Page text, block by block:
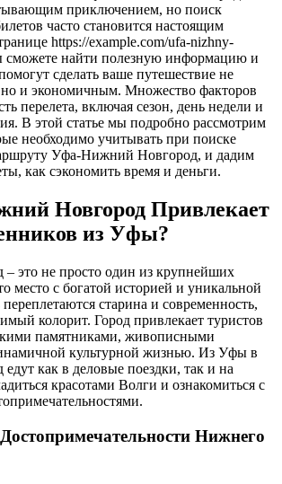
приключением, но поиск
часто становится настоящим
https://example.com/ufa-nizhny-
сможете найти полезную информацию и
сделать ваше путешествие не
и экономичным. Множество факторов
перелета, включая сезон, день недели и
В этой статье мы подробно рассмотрим
необходимо учитывать при поиске
Уфа-Нижний Новгород, и дадим
как сэкономить время и деньги.
Новгород Привлекает
из Уфы?
это не просто один из крупнейших
место с богатой историей и уникальной
старина и современность,
колорит. Город привлекает туристов
памятниками, живописными
культурной жизнью. Из Уфы в
как в деловые поездки, так и на
красотами Волги и ознакомиться с
Нижнего